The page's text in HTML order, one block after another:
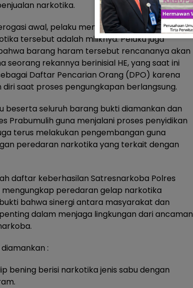
narkotika.
awal, pelaku mengakui bahwa seluruh
tersebut adalah miliknya. Pelaku juga
barang haram tersebut rencananya akan
seorang rekannya berinisial HE, yang saat ini
Daftar Pencarian Orang (DPO) karena
saat proses pengungkapan berlangsung.
beserta seluruh barang bukti diamankan dan
Prabumulih guna menjalani proses penyidikan
terus melakukan pengembangan guna
peredaran narkotika yang terkait dengan
daftar keberhasilan Satresnarkoba Polres
mengungkap peredaran gelap narkotika
bahwa sinergi antara masyarakat dan
dalam menjaga lingkungan dari ancaman
:
bening berisi narkotika jenis sabu dengan